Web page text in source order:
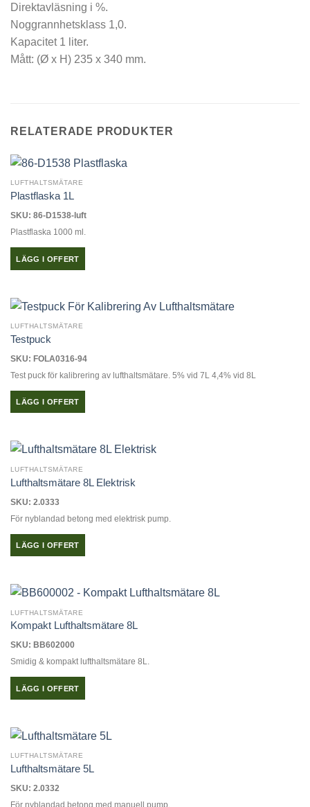
Direktavläsning i %.
Noggrannhetsklass 1,0.
Kapacitet 1 liter.
Mått: (Ø x H) 235 x 340 mm.
RELATERADE PRODUKTER
LUFTHALTSMÄTARE
Plastflaska 1L
SKU: 86-D1538-luft
Plastflaska 1000 ml.
LÄGG I OFFERT
LUFTHALTSMÄTARE
Testpuck
SKU: FOLA0316-94
Test puck för kalibrering av lufthaltsmätare. 5% vid 7L 4,4% vid 8L
LÄGG I OFFERT
LUFTHALTSMÄTARE
Lufthaltsmätare 8L Elektrisk
SKU: 2.0333
För nyblandad betong med elektrisk pump.
LÄGG I OFFERT
LUFTHALTSMÄTARE
Kompakt Lufthaltsmätare 8L
SKU: BB602000
Smidig & kompakt lufthaltsmätare 8L.
LÄGG I OFFERT
LUFTHALTSMÄTARE
Lufthaltsmätare 5L
SKU: 2.0332
För nyblandad betong med manuell pump.